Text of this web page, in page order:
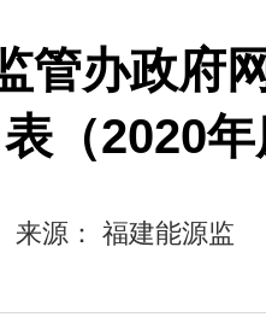
管办政府
表（2020
来源： 福建能源监